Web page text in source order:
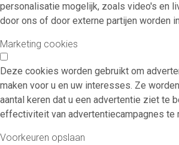
personalisatie mogelijk, zoals video's en
door ons of door externe partijen worden
Marketing cookies
Deze cookies worden gebruikt om
maken voor u en uw interesses. Ze
aantal keren dat u een advertentie ziet te
effectiviteit van advertentiecampagnes te
Voorkeuren opslaan